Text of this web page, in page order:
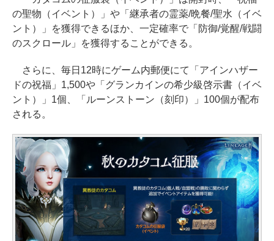
の聖物（イベント）」や「継承者の霊薬/晩餐/聖水（イベ
ント）」を獲得できるほか、一定確率で「防御/覚醒/戦闘
のスクロール」を獲得することができる。
さらに、毎日12時にゲーム内郵便にて「アインハザー
ドの祝福」1,500や「グランカインの希少級啓示書（イベ
ント）」1個、「ルーンストーン（刻印）」100個が配布
される。